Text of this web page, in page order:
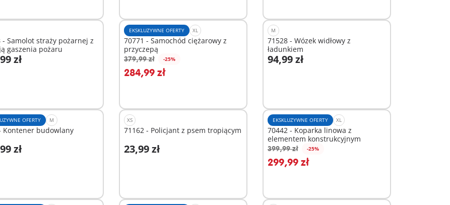
- Samolot straży pożarnej z
gaszenia pożaru
zł
do koszyka
EKSKLUZYWNE OFERTY XL
70771 - Samochód ciężarowy z
przyczepą
379,99 zł -25%
284,99 zł
Dodaj do koszyka
M
71528 - Wózek widłowy z
ładunkiem
94,99 zł
Dodaj do koszyka
OFERTY M
Kontener budowlany
zł
do koszyka
XS
71162 - Policjant z psem tropiącym
23,99 zł
Dodaj do koszyka
EKSKLUZYWNE OFERTY XL
70442 - Koparka linowa z
elementem konstrukcyjnym
399,99 zł -25%
299,99 zł
Dodaj do koszyka